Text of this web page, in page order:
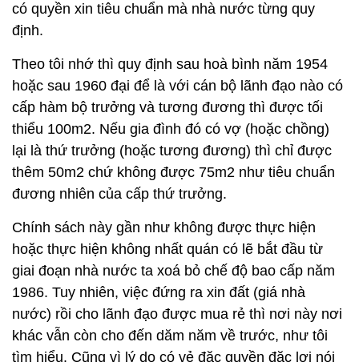
có quyền xin tiêu chuẩn mà nhà nước từng quy
định.
Theo tôi nhớ thì quy định sau hoà bình năm 1954
hoặc sau 1960 đại để là với cán bộ lãnh đạo nào có
cấp hàm bộ trưởng và tương đương thì được tối
thiểu 100m2. Nếu gia đình đó có vợ (hoặc chồng)
lại là thứ trưởng (hoặc tương đương) thì chỉ được
thêm 50m2 chứ không được 75m2 như tiêu chuẩn
đương nhiên của cấp thứ trưởng.
Chính sách này gần như không được thực hiện
hoặc thực hiện không nhất quán có lẽ bắt đầu từ
giai đoạn nhà nước ta xoá bỏ chế độ bao cấp năm
1986. Tuy nhiên, việc đứng ra xin đất (giá nhà
nước) rồi cho lãnh đạo được mua rẻ thì nơi này nơi
khác vẫn còn cho đến dăm năm về trước, như tôi
tìm hiểu. Cũng vì lý do có vẻ đặc quyền đặc lợi nói